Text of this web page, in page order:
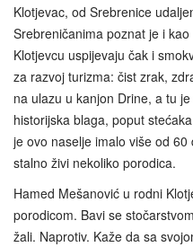
Klotjevac, od Srebrenice
Srebreničanima poznat je i kao
Klotjevcu uspijevaju čak i
za razvoj turizma: čist zrak,
na ulazu u kanjon Drine, a tu
historijska blaga, poput
je ovo naselje imalo više od
stalno živi nekoliko porodica.
Hamed Mešanović u rodni
porodicom. Bavi se
žali. Naprotiv. Kaže da sa